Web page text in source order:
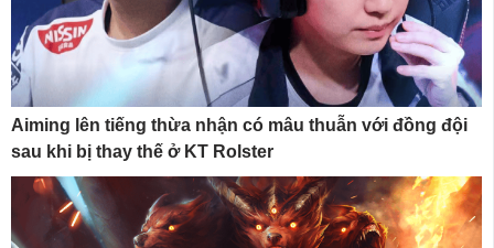
Aiming lên tiếng thừa nhận có mâu thuẫn với đồng đội
sau khi bị thay thế ở KT Rolster